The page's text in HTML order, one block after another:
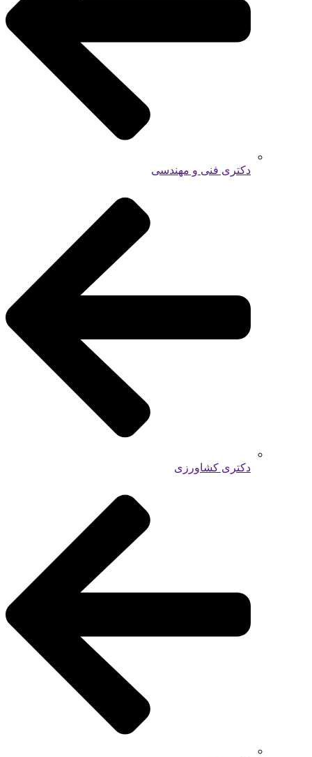
دکتری فنی و مهندسی
دکتری کشاورزی